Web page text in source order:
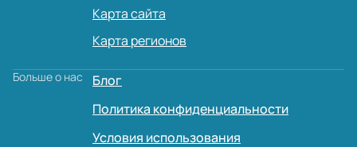
Карта сайта
Карта регионов
Больше о нас
Блог
Политика конфиденциальности
Условия использования